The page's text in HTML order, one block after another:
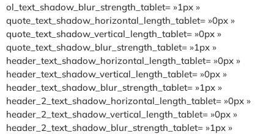
ol_text_shadow_blur_strength_tablet= »1px »
quote_text_shadow_horizontal_length_tablet= »0px »
quote_text_shadow_vertical_length_tablet= »0px »
quote_text_shadow_blur_strength_tablet= »1px »
header_text_shadow_horizontal_length_tablet= »0px »
header_text_shadow_vertical_length_tablet= »0px »
header_text_shadow_blur_strength_tablet= »1px »
header_2_text_shadow_horizontal_length_tablet= »0px »
header_2_text_shadow_vertical_length_tablet= »0px »
header_2_text_shadow_blur_strength_tablet= »1px »